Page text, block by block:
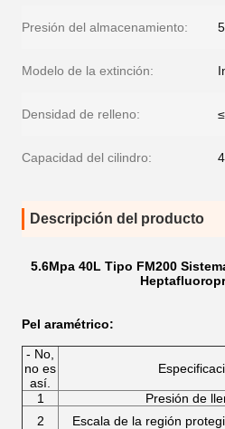
Presión del almacenamiento:
Modelo de la extinción:
Densidad de relleno:
Capacidad del cilindro:
Descripción del producto
5.6Mpa 40L Tipo FM200
Pel aramétrico:
- No,
no es
así.
1
Presión de
2
Escala de la región